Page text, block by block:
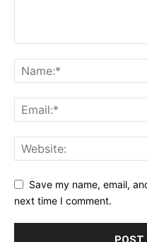
Save my name, email,
next time I comment.